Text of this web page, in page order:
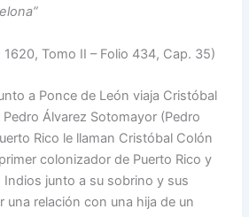
Tomo II – Folio 434, Cap. 35)
a Ponce de León viaja Cristóbal
Álvarez Sotomayor (Pedro
Rico le llaman Cristóbal Colón
colonizador de Puerto Rico y
Indios junto a su sobrino y sus
una relación con una hija de un